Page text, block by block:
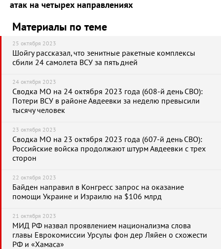
атак на четырех направлениях
Материалы по теме
25 октября 2023
Шойгу рассказал, что зенитные ракетные комплексы
сбили 24 самолета ВСУ за пять дней
24 октября 2023
Сводка МО на 24 октября 2023 года (608-й день СВО):
Потери ВСУ в районе Авдеевки за неделю превысили
тысячу человек
23 октября 2023
Сводка МО на 23 октября 2023 года (607-й день СВО):
Российские войска продолжают штурм Авдеевки с трех
сторон
22 октября 2023
Байден направил в Конгресс запрос на оказание
помощи Украине и Израилю на $106 млрд
21 октября 2023
МИД РФ назвал проявлением национализма слова
главы Еврокомиссии Урсулы фон дер Ляйен о схожести
РФ и «Хамаса»